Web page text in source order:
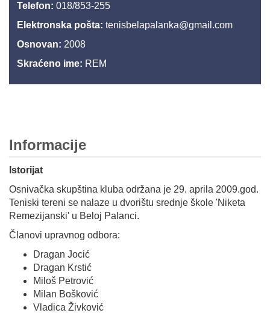
Telefon: 018/853-255
Elektronska pošta: tenisbelapalanka@gmail.com
Osnovan: 2008
Skraćeno ime: REM
Informacije
Istorijat
Osnivačka skupština kluba održana je 29. aprila 2009.god.
Teniski tereni se nalaze u dvorištu srednje škole 'Niketa
Remezijanski' u Beloj Palanci.
Članovi upravnog odbora:
Dragan Jocić
Dragan Krstić
Miloš Petrović
Milan Bošković
Vladica Živković